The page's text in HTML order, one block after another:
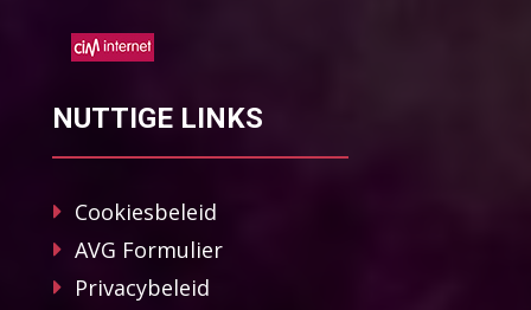
NUTTIGE LINKS
Cookiesbeleid
AVG Formulier
Privacybeleid